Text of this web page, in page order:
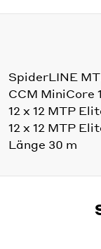
SpiderLINE
CCM MiniCore
12 x 12 MTP
12 x 12 MTP
Länge 30 m